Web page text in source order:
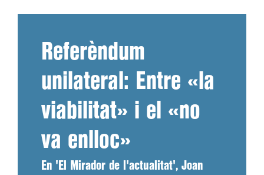
Referèndum
unilateral: Entre «la
viabilitat» i el «no
va enlloc»
En 'El Mirador de l'actualitat', Joan